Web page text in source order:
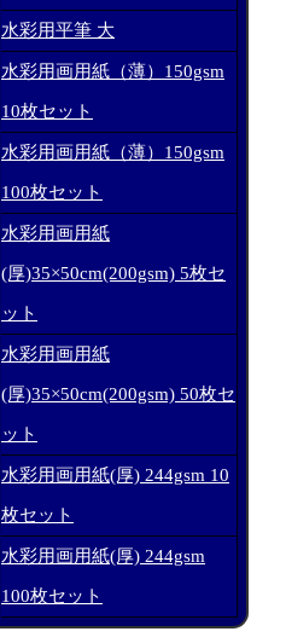
水彩用平筆 大
水彩用画用紙（薄）150gsm
10枚セット
水彩用画用紙（薄）150gsm
100枚セット
水彩用画用紙
(厚)35×50cm(200gsm) 5枚セ
ット
水彩用画用紙
(厚)35×50cm(200gsm) 50枚セ
ット
水彩用画用紙(厚) 244gsm 10
枚セット
水彩用画用紙(厚) 244gsm
100枚セット